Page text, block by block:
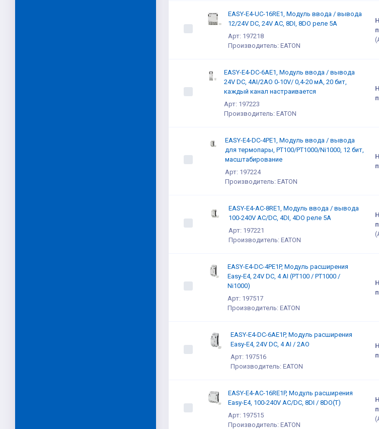
EASY-E4-UC-16RE1, Модуль ввода / вывода
12/24V DC, 24V AC, 8DI, 8DO реле 5А
Арт: 197218
Производитель: EATON
EASY-E4-DC-6AE1, Модуль ввода / вывода
24V DC, 4AI/2AO 0-10V/ 0,4-20 мА, 20 бит,
каждый канал настраивается
Арт: 197223
Производитель: EATON
EASY-E4-DC-4PE1, Модуль ввода / вывода
для термопары, PT100/PT1000/Ni1000, 12 бит,
масштабирование
Арт: 197224
Производитель: EATON
EASY-E4-AC-8RE1, Модуль ввода / вывода
100-240V AC/DC, 4DI, 4DO реле 5А
Арт: 197221
Производитель: EATON
EASY-E4-DC-4PE1P, Модуль расширения
Easy-E4, 24V DC, 4 AI (PT100 / PT1000 /
Ni1000)
Арт: 197517
Производитель: EATON
EASY-E4-DC-6AE1P, Модуль расширения
Easy-E4, 24V DC, 4 AI / 2AO
Арт: 197516
Производитель: EATON
EASY-E4-AC-16RE1P, Модуль расширения
Easy-E4, 100-240V AC/DC, 8DI / 8DO(T)
Арт: 197515
Производитель: EATON